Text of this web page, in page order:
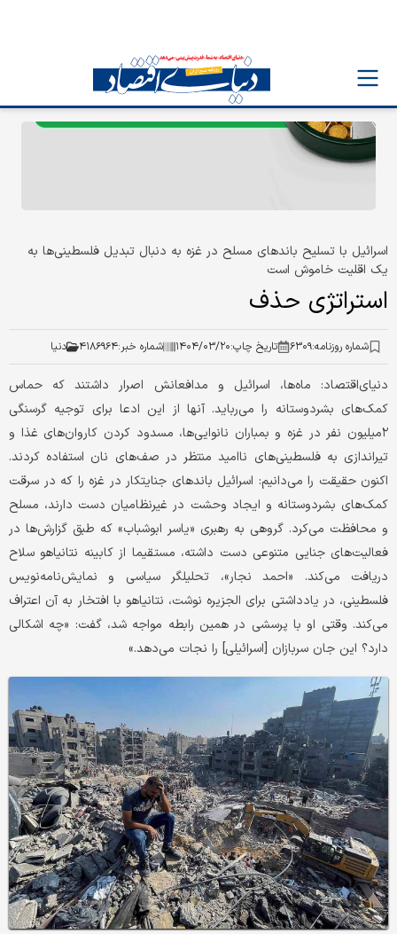
اسرائیل با تسلیح باندهای مسلح در غزه به دنبال تبدیل فلسطینی‌ها به
یک اقلیت خاموش است
استراتژی حذف
شماره روزنامه:۶۳۰۹ تاریخ چاپ:۱۴۰۴/۰۳/۲۰ شماره خبر:۴۱۸۶۹۶۴ دنیا
دنیای‌اقتصاد: ماه‌ها، اسرائیل و مدافعانش اصرار داشتند که حماس
کمک‌های بشردوستانه را می‌رباید. آنها از این ادعا برای توجیه گرسنگی
۲میلیون نفر در غزه و بمباران نانوایی‌ها، مسدود کردن کاروان‌های غذا و
تیراندازی به فلسطینی‌های ناامید منتظر در صف‌های نان استفاده کردند.
اکنون حقیقت را می‌دانیم: اسرائیل باندهای جنایتکار در غزه را که در سرقت
کمک‌های بشردوستانه و ایجاد وحشت در غیرنظامیان دست دارند، مسلح
و محافظت می‌کرد. گروهی به رهبری «یاسر ابوشباب» که طبق گزارش‌ها در
فعالیت‌های جنایی متنوعی دست داشته، مستقیما از کابینه نتانیاهو سلاح
دریافت می‌کند. «احمد نجار»، تحلیلگر سیاسی و نمایش‌نامه‌نویس
فلسطینی، در یادداشتی برای الجزیره نوشت، نتانیاهو با افتخار به آن اعتراف
می‌کند. وقتی او با پرسشی در همین رابطه مواجه شد، گفت: «چه اشکالی
دارد؟ این جان سربازان [اسرائیلی] را نجات می‌دهد.»